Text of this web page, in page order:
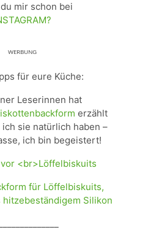
mir schon bei
ᵂᴱᴿᴮᵁᴺᴳ
für eure Küche:
Leserinnen hat
erzählt
sie natürlich haben –
ich bin begeistert!
für Löffelbiskuits,
hitzebeständigem Silikon